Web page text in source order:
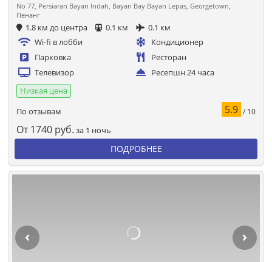
No 77, Persiaran Bayan Indah, Bayan Bay Bayan Lepas, Georgetown,
Пенанг
1.8 км до центра 0.1 км
0.1 км
Wi-fi в лобби
Кондиционер
Парковка
Ресторан
Телевизор
Ресепшн 24 часа
Низкая цена
По отзывам
5.9 / 10
От 1740 руб. за 1 ночь
ПОДРОБНЕЕ